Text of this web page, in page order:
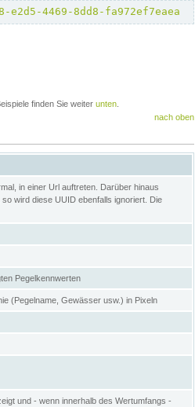
4469-8dd8-fa972ef7eaea
finden Sie weiter unten
nach oben
in einer Url auftreten. Darüber hinaus
wird diese UUID ebenfalls ignoriert. Die
Pegelkennwerten
(Pegelname, Gewässer usw.) in Pixeln
und - wenn innerhalb des Wertumfangs -